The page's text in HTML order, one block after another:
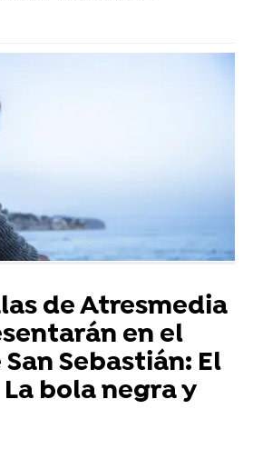
de Atresmedia
en el
Sebastián: El
bola negra y